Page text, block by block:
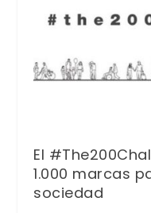
El
1.000 marcas
sociedad